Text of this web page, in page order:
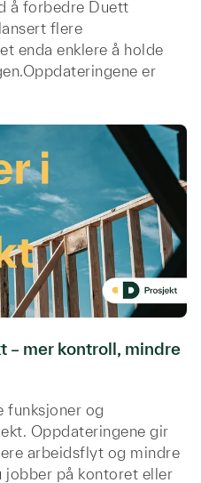
å forbedre Duett
flere
enda enklere å holde
er
– mer kontroll, mindre
funksjoner og
Oppdateringene gir
arbeidsflyt og mindre
jobber på kontoret eller